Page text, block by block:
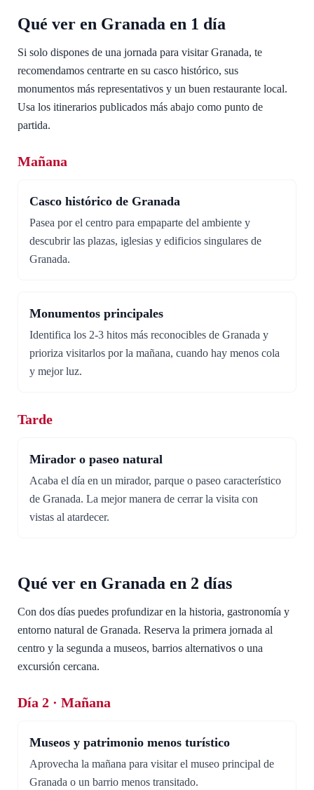
Qué ver en Granada en 1 día
Si solo dispones de una jornada para visitar Granada, te
recomendamos centrarte en su casco histórico, sus
monumentos más representativos y un buen restaurante local.
Usa los itinerarios publicados más abajo como punto de
partida.
Mañana
Casco histórico de Granada
Pasea por el centro para empaparte del ambiente y
descubrir las plazas, iglesias y edificios singulares de
Granada.
Monumentos principales
Identifica los 2-3 hitos más reconocibles de Granada y
prioriza visitarlos por la mañana, cuando hay menos cola
y mejor luz.
Tarde
Mirador o paseo natural
Acaba el día en un mirador, parque o paseo característico
de Granada. La mejor manera de cerrar la visita con
vistas al atardecer.
Qué ver en Granada en 2 días
Con dos días puedes profundizar en la historia, gastronomía y
entorno natural de Granada. Reserva la primera jornada al
centro y la segunda a museos, barrios alternativos o una
excursión cercana.
Día 2 · Mañana
Museos y patrimonio menos turístico
Aprovecha la mañana para visitar el museo principal de
Granada o un barrio menos transitado.